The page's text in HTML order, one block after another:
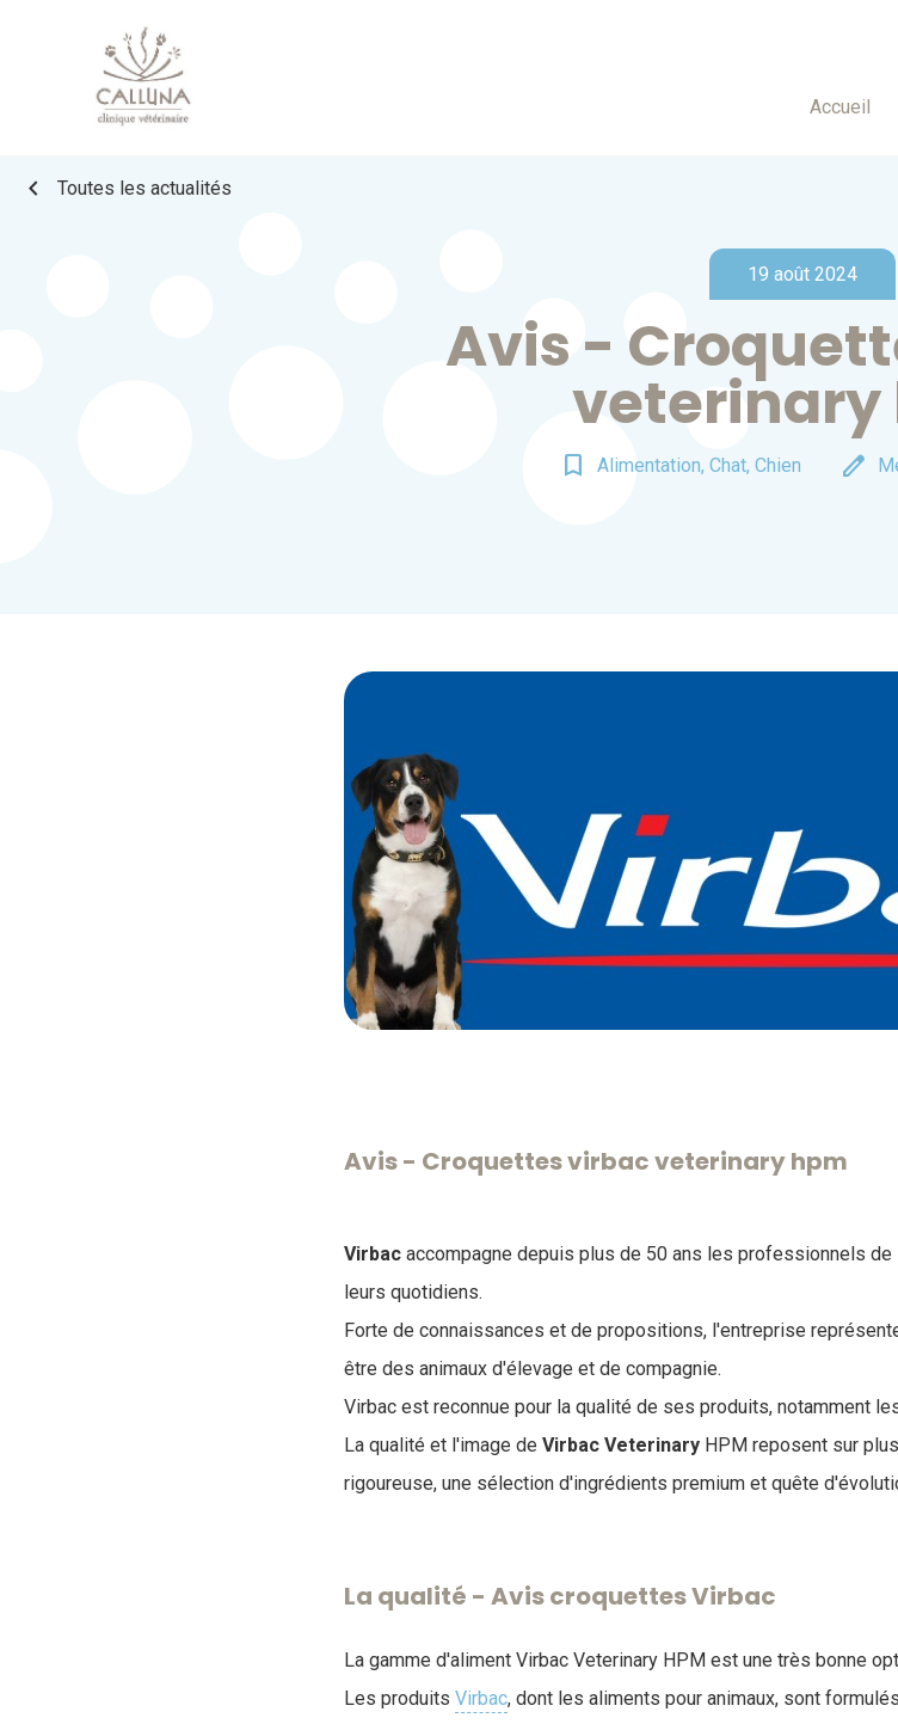
Accueil
chevron_left Toutes les actualités
19 août 2024
Avis -
veterinary
bookmark_border Alimentation, Chat, Chien edit
Avis - Croquettes virbac veterinary hpm
Virbac accompagne depuis plus de 50 ans les professionnels
leurs quotidiens.
Forte de connaissances et de propositions, l'entreprise
être des animaux d'élevage et de compagnie.
Virbac est reconnue pour la qualité de ses produits, notamment
La qualité et l'image de Virbac Veterinary HPM reposent sur
rigoureuse, une sélection d'ingrédients premium et quête
La qualité - Avis croquettes Virbac
La gamme d'aliment Virbac Veterinary HPM est une très bonne
Les produits Virbac, dont les aliments pour animaux, sont